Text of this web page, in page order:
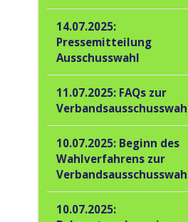
14.07.2025:
Pressemitteilung
Ausschusswahl
11.07.2025: FAQs zur
10.07.2025: Beginn des
Wahlverfahrens zur
10.07.2025: